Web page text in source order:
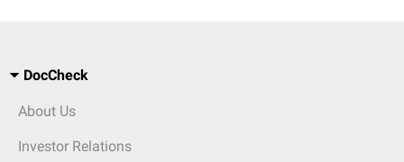
DocCheck
About Us
Investor Relations